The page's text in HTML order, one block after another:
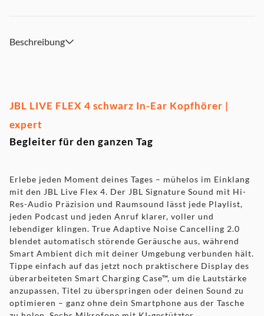
Beschreibung
JBL LIVE FLEX 4 schwarz In-Ear Kopfhörer |
expert
Begleiter für den ganzen Tag
Erlebe jeden Moment deines Tages – mühelos im Einklang
mit den JBL Live Flex 4. Der JBL Signature Sound mit Hi-
Res-Audio Präzision und Raumsound lässt jede Playlist,
jeden Podcast und jeden Anruf klarer, voller und
lebendiger klingen. True Adaptive Noise Cancelling 2.0
blendet automatisch störende Geräusche aus, während
Smart Ambient dich mit deiner Umgebung verbunden hält.
Tippe einfach auf das jetzt noch praktischere Display des
überarbeiteten Smart Charging Case™, um die Lautstärke
anzupassen, Titel zu überspringen oder deinen Sound zu
optimieren – ganz ohne dein Smartphone aus der Tasche